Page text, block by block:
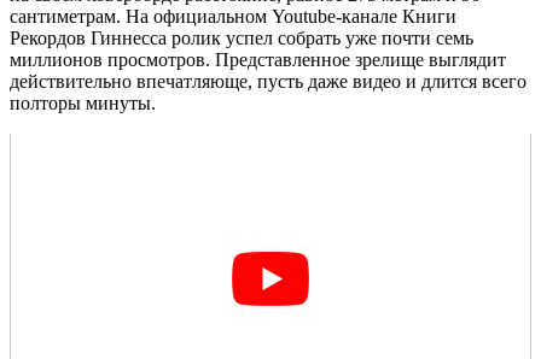
сантиметрам. На официальном Youtube-канале Книги
Рекордов Гиннесса ролик успел собрать уже почти семь
миллионов просмотров. Представленное зрелище выглядит
действительно впечатляюще, пусть даже видео и длится всего
полторы минуты.